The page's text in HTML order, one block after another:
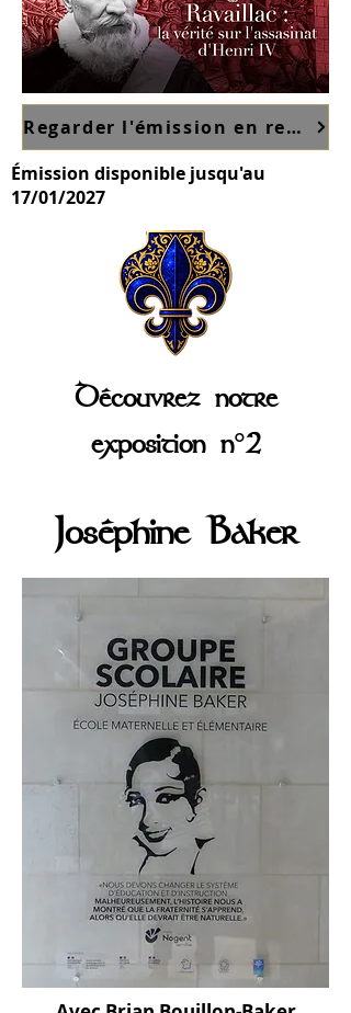
Regarder l'émission en replay sur France TV ici
Émission disponible jusqu'au
17/01/2027
Découvrez notre
exposition n°2
Joséphine Baker